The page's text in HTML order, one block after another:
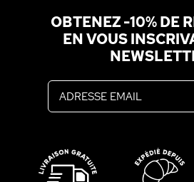
OBTENEZ -10% DE
EN VOUS